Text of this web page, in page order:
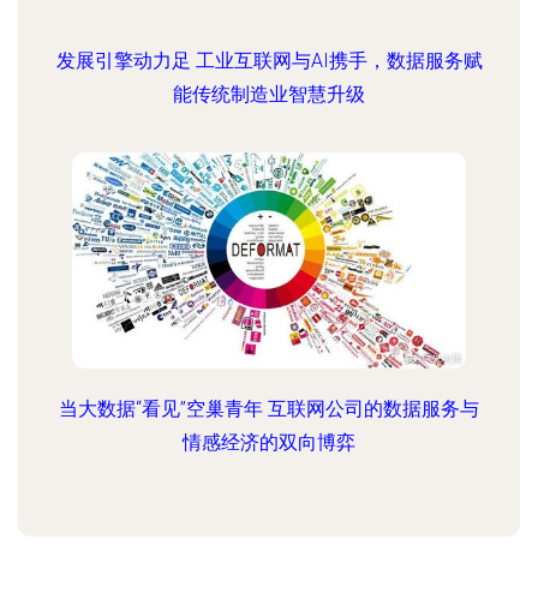
发展引擎动力足 工业互联网与AI携手，数据服务赋
能传统制造业智慧升级
当大数据“看见”空巢青年 互联网公司的数据服务与
情感经济的双向博弈